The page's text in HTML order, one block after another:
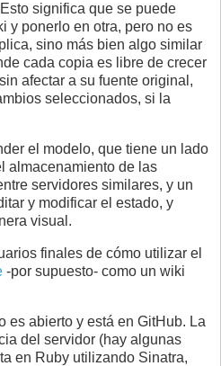
significa que se puede
y ponerlo en otra, pero no es
sino más bien algo similar
cada copia es libre de crecer
afectar a su fuente original,
seleccionados, si la
el modelo, que tiene un lado
almacenamiento de las
servidores similares, y un
y modificar el estado, y
visual.
finales de cómo utilizar el
-por supuesto- como un wiki
es abierto y está en GitHub. La
del servidor (hay algunas
en Ruby utilizando Sinatra,